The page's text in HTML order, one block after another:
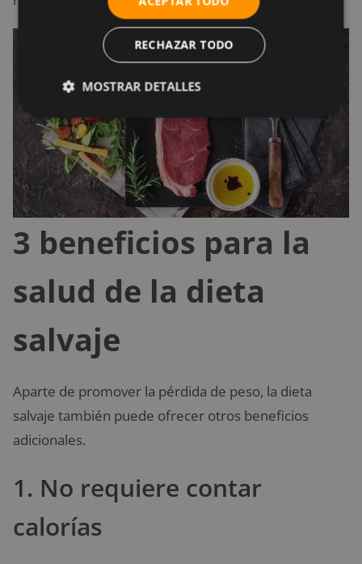
3 beneficios para la
salud de la dieta
salvaje
Aparte de promover la pérdida de peso, la dieta
salvaje también puede ofrecer otros beneficios
adicionales.
1. No requiere contar
calorías
RECHAZAR TODO
MOSTRAR DETALLES